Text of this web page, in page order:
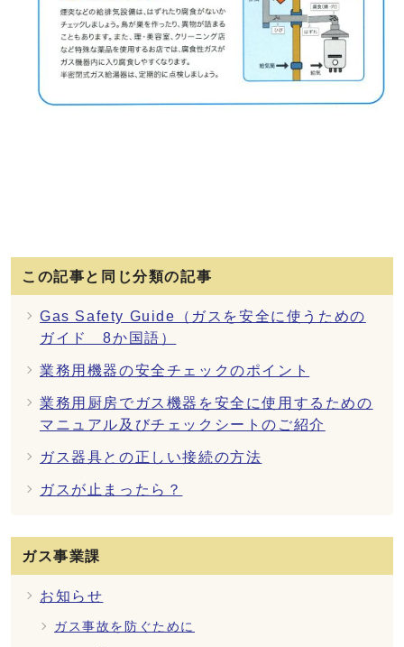
この記事と同じ分類の記事
Gas Safety Guide（ガスを安全に使うための
ガイド 8か国語）
業務用機器の安全チェックのポイント
業務用厨房でガス機器を安全に使用するための
マニュアル及びチェックシートのご紹介
ガス器具との正しい接続の方法
ガスが止まったら？
ガス事業課
お知らせ
ガス事故を防ぐために